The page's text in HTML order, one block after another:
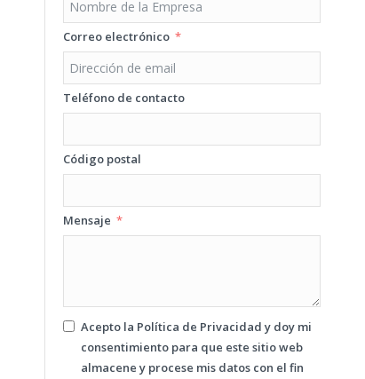
Correo electrónico
Teléfono de contacto
Código postal
Mensaje
Acepto la Política de Privacidad y doy mi
consentimiento para que este sitio web
almacene y procese mis datos con el fin